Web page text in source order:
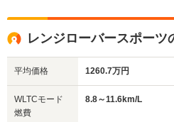
サイズ
(全長x全幅x全高)
全高
1.68m～1.69m
全幅
1.93m～2.04m
レンジローバースポーツ
平均価格 1260.7万円
WLTCモード
燃費
8.8～11.6km/L